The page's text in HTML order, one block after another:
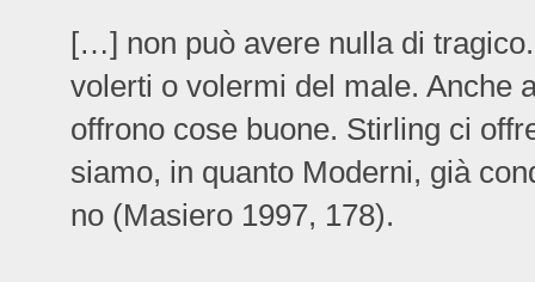
[…] non può avere nulla di
volerti o volermi del male. Anche
offrono cose buone. Stirling ci
siamo, in quanto Moderni, già
no (Masiero 1997, 178).